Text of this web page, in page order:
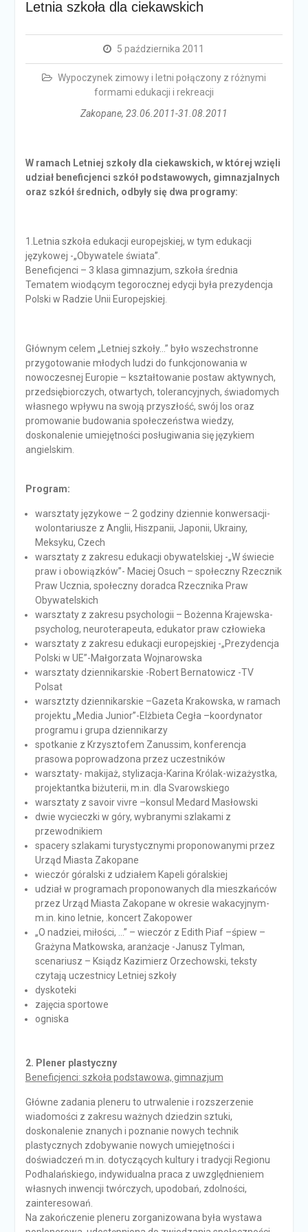
Letnia szkoła dla ciekawskich
5 października 2011
Wypoczynek zimowy i letni połączony z różnymi
formami edukacji i rekreacji
Zakopane, 23.06.2011-31.08.2011
W ramach Letniej szkoły dla ciekawskich, w której wzięli
udział beneficjenci szkół podstawowych, gimnazjalnych
oraz szkół średnich, odbyły się dwa programy:
1.Letnia szkoła edukacji europejskiej, w tym edukacji
językowej -„Obywatele świata”.
Beneficjenci – 3 klasa gimnazjum, szkoła średnia
Tematem wiodącym tegorocznej edycji była prezydencja
Polski w Radzie Unii Europejskiej.
Głównym celem „Letniej szkoły…” było wszechstronne
przygotowanie młodych ludzi do funkcjonowania w
nowoczesnej Europie – kształtowanie postaw aktywnych,
przedsiębiorczych, otwartych, tolerancyjnych, świadomych
własnego wpływu na swoją przyszłość, swój los oraz
promowanie budowania społeczeństwa wiedzy,
doskonalenie umiejętności posługiwania się językiem
angielskim.
Program:
warsztaty językowe – 2 godziny dziennie konwersacji-
wolontariusze z Anglii, Hiszpanii, Japonii, Ukrainy,
Meksyku, Czech
warsztaty z zakresu edukacji obywatelskiej -„W świecie
praw i obowiązków”- Maciej Osuch – społeczny Rzecznik
Praw Ucznia, społeczny doradca Rzecznika Praw
Obywatelskich
warsztaty z zakresu psychologii – Bożenna Krajewska-
psycholog, neuroterapeuta, edukator praw człowieka
warsztaty z zakresu edukacji europejskiej -„Prezydencja
Polski w UE”-Małgorzata Wojnarowska
warsztaty dziennikarskie -Robert Bernatowicz -TV
Polsat
warsztzty dziennikarskie –Gazeta Krakowska, w ramach
projektu „Media Junior”-Elżbieta Cegła –koordynator
programu i grupa dziennikarzy
spotkanie z Krzysztofem Zanussim, konferencja
prasowa poprowadzona przez uczestników
warsztaty- makijaż, stylizacja-Karina Królak-wizażystka,
projektantka biżuterii, m.in. dla Svarowskiego
warsztaty z savoir vivre –konsul Medard Masłowski
dwie wycieczki w góry, wybranymi szlakami z
przewodnikiem
spacery szlakami turystycznymi proponowanymi przez
Urząd Miasta Zakopane
wieczór góralski z udziałem Kapeli góralskiej
udział w programach proponowanych dla mieszkańców
przez Urząd Miasta Zakopane w okresie wakacyjnym-
m.in. kino letnie, .koncert Zakopower
„O nadziei, miłości, …” – wieczór z Edith Piaf –śpiew –
Grażyna Matkowska, aranżacje -Janusz Tylman,
scenariusz – Ksiądz Kazimierz Orzechowski, teksty
czytają uczestnicy Letniej szkoły
dyskoteki
zajęcia sportowe
ogniska
2. Plener plastyczny
Beneficjenci: szkoła podstawowa, gimnazjum
Główne zadania pleneru to utrwalenie i rozszerzenie
wiadomości z zakresu ważnych dziedzin sztuki,
doskonalenie znanych i poznanie nowych technik
plastycznych zdobywanie nowych umiejętności i
doświadczeń m.in. dotyczących kultury i tradycji Regionu
Podhalańskiego, indywidualna praca z uwzględnieniem
własnych inwencji twórczych, upodobań, zdolności,
zainteresowań.
Na zakończenie pleneru zorganizowana była wystawa